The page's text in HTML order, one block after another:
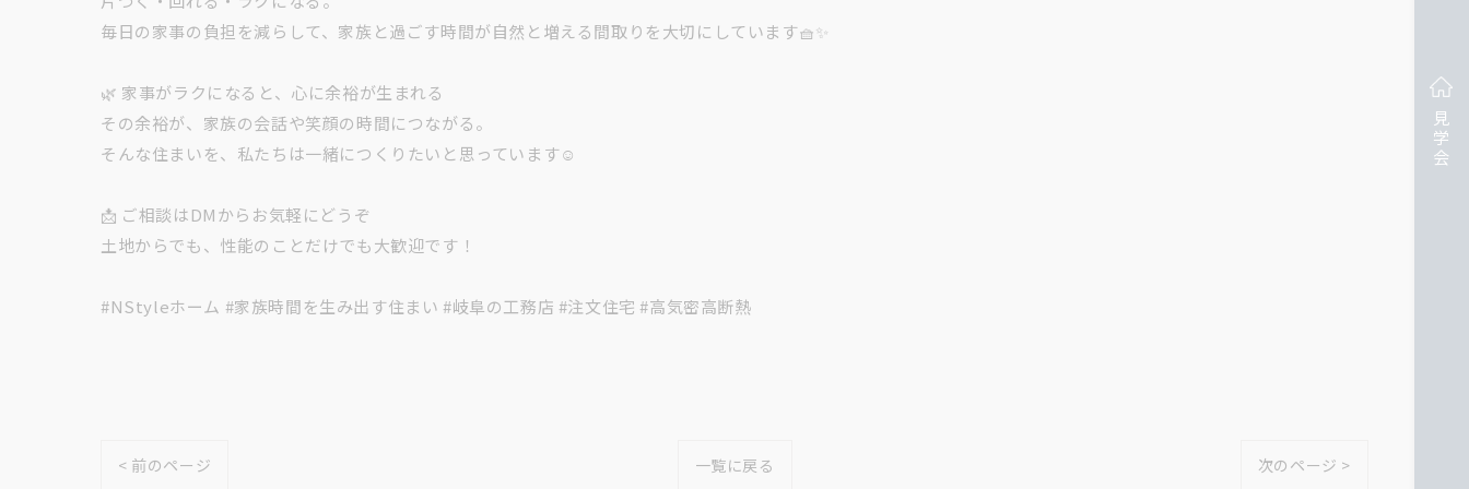
見学会
毎日の家事の負担を減らして、家族と過ごす時間が自然と増える間取りを大切にしています🧺✨
🌿 家事がラクになると、心に余裕が生まれる
その余裕が、家族の会話や笑顔の時間につながる。
そんな住まいを、私たちは一緒につくりたいと思っています☺️
📩 ご相談はDMからお気軽にどうぞ
土地からでも、性能のことだけでも大歓迎です！
#NStyleホーム #家族時間を生み出す住まい #岐阜の工務店 #注文住宅 #高気密高断熱
< 前のページ 一覧に戻る 次のページ >